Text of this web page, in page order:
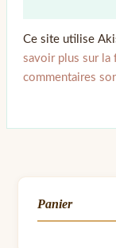
Ce site utilise
savoir plus sur la
commentaires
Panier